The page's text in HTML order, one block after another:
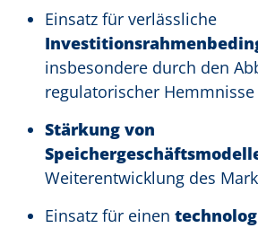
Einsatz für verlässliche
insbesondere durch den
regulatorischer Hemmnisse
Stärkung von
Weiterentwicklung des
Einsatz für einen